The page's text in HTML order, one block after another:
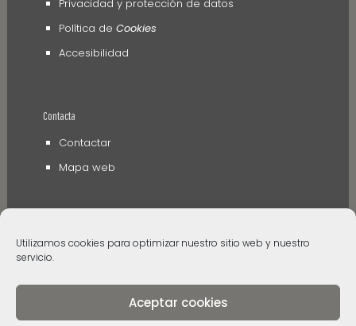
Utilizamos cookies para optimizar nuestro sitio web y nuestro
servicio.
Aceptar cookies
Privacidad y protección de datos
Política de Cookies
Accesibilidad
Contacta
Contactar
Mapa web
© 2006 - 2024 Museos de Tenerife. Todos los